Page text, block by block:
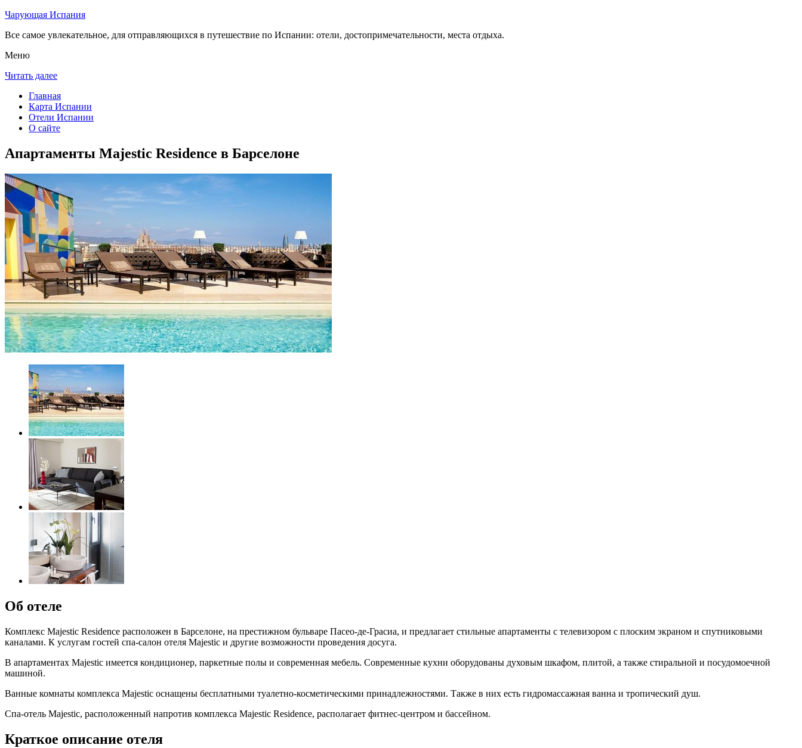
Чарующая Испания
Все самое увлекательное, для отправляющихся в путешествие по Испании: отели, достопримечательности, места отдыха.
Меню
Читать далее
Главная
Карта Испании
Отели Испании
О сайте
Апартаменты Majestic Residence в Барселоне
Об отеле
Комплекс Majestic Residence расположен в Барселоне, на престижном бульваре Пасео-де-Грасиа, и предлагает стильные апартаменты с телевизором с плоским экраном и спутниковыми
каналами. К услугам гостей спа-салон отеля Majestic и другие возможности проведения досуга.
В апартаментах Majestic имеется кондиционер, паркетные полы и современная мебель. Современные кухни оборудованы духовым шкафом, плитой, а также стиральной и посудомоечной
машиной.
Ванные комнаты комплекса Majestic оснащены бесплатными туалетно-косметическими принадлежностями. Также в них есть гидромассажная ванна и тропический душ.
Спа-отель Majestic, расположенный напротив комплекса Majestic Residence, располагает фитнес-центром и бассейном.
Краткое описание отеля